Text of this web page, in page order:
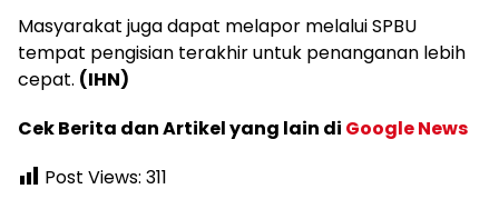
Masyarakat juga dapat melapor melalui SPBU
tempat pengisian terakhir untuk penanganan lebih
cepat. (IHN)
Cek Berita dan Artikel yang lain di Google News
Post Views: 311